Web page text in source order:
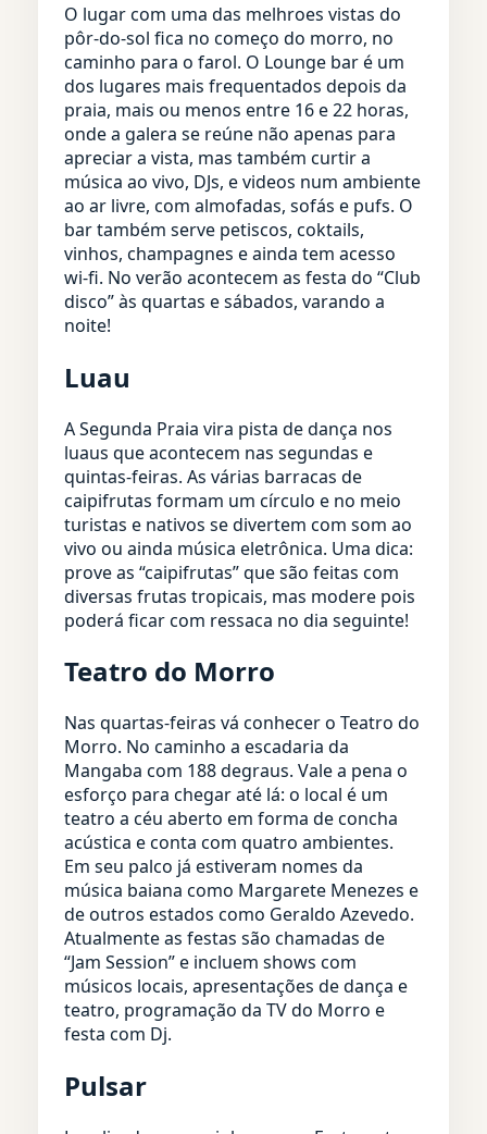
O lugar com uma das melhroes vistas do
pôr-do-sol fica no começo do morro, no
caminho para o farol. O Lounge bar é um
dos lugares mais frequentados depois da
praia, mais ou menos entre 16 e 22 horas,
onde a galera se reúne não apenas para
apreciar a vista, mas também curtir a
música ao vivo, DJs, e videos num ambiente
ao ar livre, com almofadas, sofás e pufs. O
bar também serve petiscos, coktails,
vinhos, champagnes e ainda tem acesso
wi-fi. No verão acontecem as festa do “Club
disco” às quartas e sábados, varando a
noite!
Luau
A Segunda Praia vira pista de dança nos
luaus que acontecem nas segundas e
quintas-feiras. As várias barracas de
caipifrutas formam um círculo e no meio
turistas e nativos se divertem com som ao
vivo ou ainda música eletrônica. Uma dica:
prove as “caipifrutas” que são feitas com
diversas frutas tropicais, mas modere pois
poderá ficar com ressaca no dia seguinte!
Teatro do Morro
Nas quartas-feiras vá conhecer o Teatro do
Morro. No caminho a escadaria da
Mangaba com 188 degraus. Vale a pena o
esforço para chegar até lá: o local é um
teatro a céu aberto em forma de concha
acústica e conta com quatro ambientes.
Em seu palco já estiveram nomes da
música baiana como Margarete Menezes e
de outros estados como Geraldo Azevedo.
Atualmente as festas são chamadas de
“Jam Session” e incluem shows com
músicos locais, apresentações de dança e
teatro, programação da TV do Morro e
festa com Dj.
Pulsar